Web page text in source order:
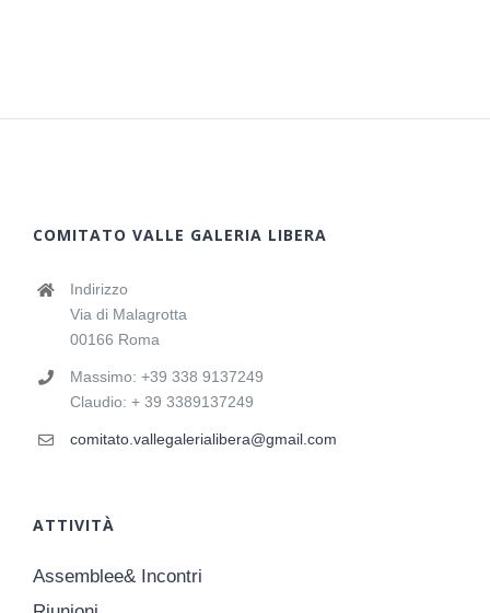
COMITATO VALLE GALERIA LIBERA
Indirizzo
Via di Malagrotta
00166 Roma
Massimo: +39 338 9137249
Claudio: + 39 3389137249
comitato.vallegalerialibera@gmail.com
ATTIVITÀ
Assemblee& Incontri